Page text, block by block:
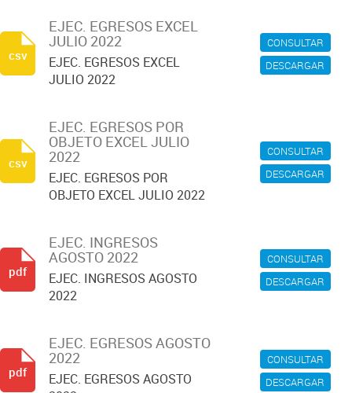
CONSULTAR
DESCARGAR
EJEC. EGRESOS EXCEL
JULIO 2022
EJEC. EGRESOS EXCEL
JULIO 2022
csv
CONSULTAR
DESCARGAR
EJEC. EGRESOS POR
OBJETO EXCEL JULIO
2022
EJEC. EGRESOS POR
OBJETO EXCEL JULIO 2022
csv
CONSULTAR
DESCARGAR
EJEC. INGRESOS
AGOSTO 2022
EJEC. INGRESOS AGOSTO
2022
pdf
CONSULTAR
DESCARGAR
EJEC. EGRESOS AGOSTO
2022
EJEC. EGRESOS AGOSTO
pdf